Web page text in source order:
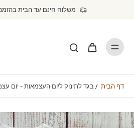
משלוח חינם עד הבית בהזמנות
דף הבית / בגד לתינוק ליום העצמאות - יום